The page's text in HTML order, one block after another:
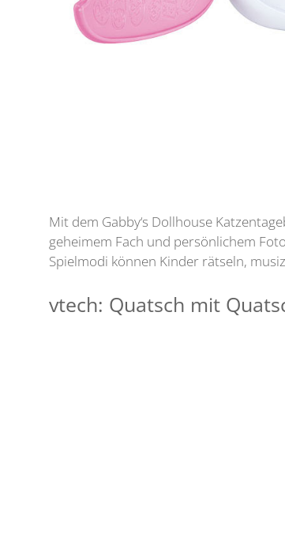
Mit dem Gabby‘s Dollhouse
geheimem Fach und persönlichem
Spielmodi können Kinder rätseln,
vtech: Quatsch mit